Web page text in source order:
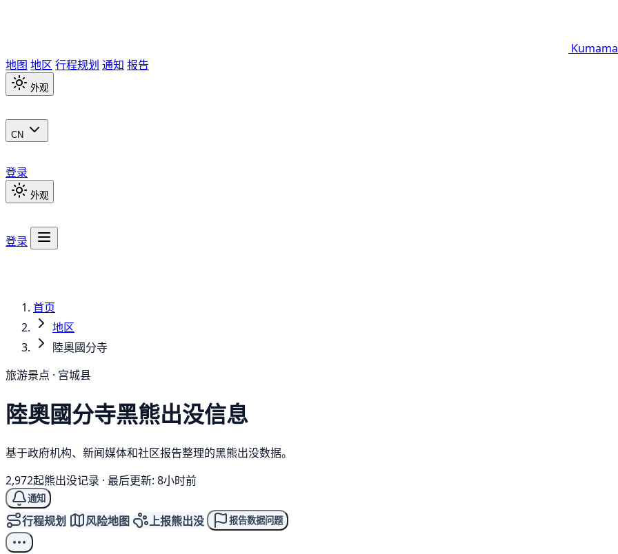
地图 地区 行程规划 通知 报告
外观
CN
登录
外观
登录
首页
地区
陸奧國分寺
旅游景点 · 宫城县
陸奧國分寺黑熊出没信息
基于政府机构、新闻媒体和社区报告整理的黑熊出没数据。
2,972起熊出没记录 · 最后更新: 8小时前
通知
行程规划 风险地图 上报熊出没 报告数据问题